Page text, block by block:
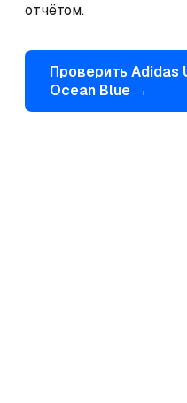
отчётом.
Проверить Adidas
Ocean Blue →